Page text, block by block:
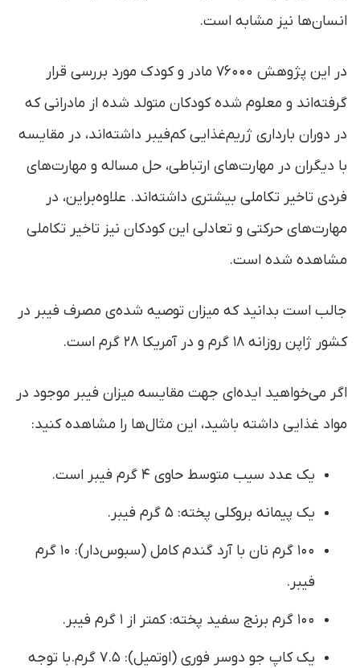
انسان‌ها نیز مشابه است.
در این پژوهش ۷۶۰۰۰ مادر و کودک مورد بررسی قرار
گرفته‌اند و معلوم شده کودکان متولد شده از مادرانی که
در دوران بارداری ژریم‌غذایی کم‌فیبر داشته‌اند، در مقایسه
با دیگران در مهارت‌های ارتباطی، حل ‌مساله و مهارت‌های
فردی تاخیر تکاملی بیشتری داشته‌اند. علاوه‌بر‌این، در
مهارت‌های حرکتی و تعادلی این کودکان نیز تاخیر تکاملی
مشاهده شده است.
جالب است بدانید که میزان توصیه شده‌ی مصرف فیبر در
کشور ژاپن روزانه ۱۸ گرم و در آمریکا ۲۸ گرم است.
اگر می‌خواهید ایده‌ای جهت مقایسه میزان فیبر موجود در
مواد غذایی‌ داشته باشید، این مثال‌ها را مشاهده کنید:
یک عدد سیب متوسط حاوی ۴ گرم فیبر است.
یک پیمانه بروکلی پخته: ۵ گرم فیبر.
۱۰۰ گرم نان با آرد گندم کامل (سبوس‌دار): ۱۰ گرم
فیبر.
۱۰۰ گرم برنج سفید پخته: کمتر از ۱ گرم فیبر.
یک کاپ جو دوسر فوری (اوتمیل): ۷.۵ گرم.با توجه